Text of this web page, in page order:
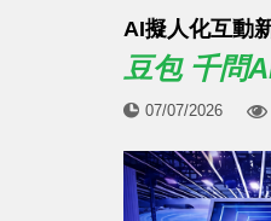
AI擬人化互動
豆包 千問
07/07/2026